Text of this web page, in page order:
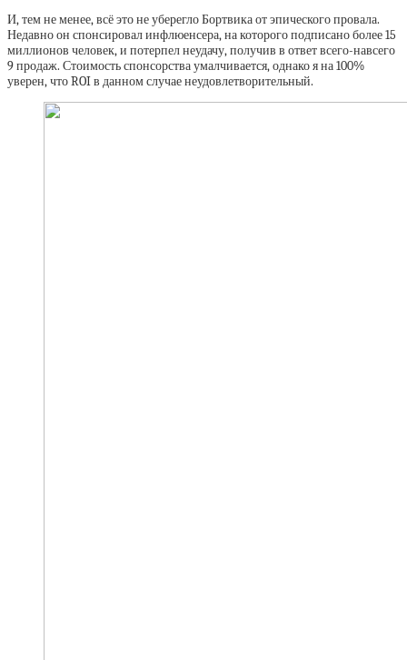
И, тем не менее, всё это не уберегло Бортвика от эпического провала.
Недавно он спонсировал инфлюенсера, на которого подписано более 15
миллионов человек, и потерпел неудачу, получив в ответ всего-навсего
9 продаж. Стоимость спонсорства умалчивается, однако я на 100%
уверен, что ROI в данном случае неудовлетворительный.